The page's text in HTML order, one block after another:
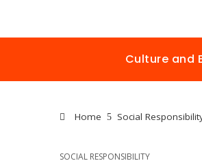
Culture and
Home Social
SOCIAL RESPONSIBILITY